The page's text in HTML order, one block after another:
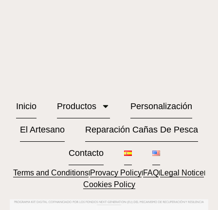
Inicio Productos Personalización
El Artesano Reparación Cañas De Pesca
Contacto
Terms and ConditionslProvacy PolicylFAQlLegal Noticel
Cookies Policy